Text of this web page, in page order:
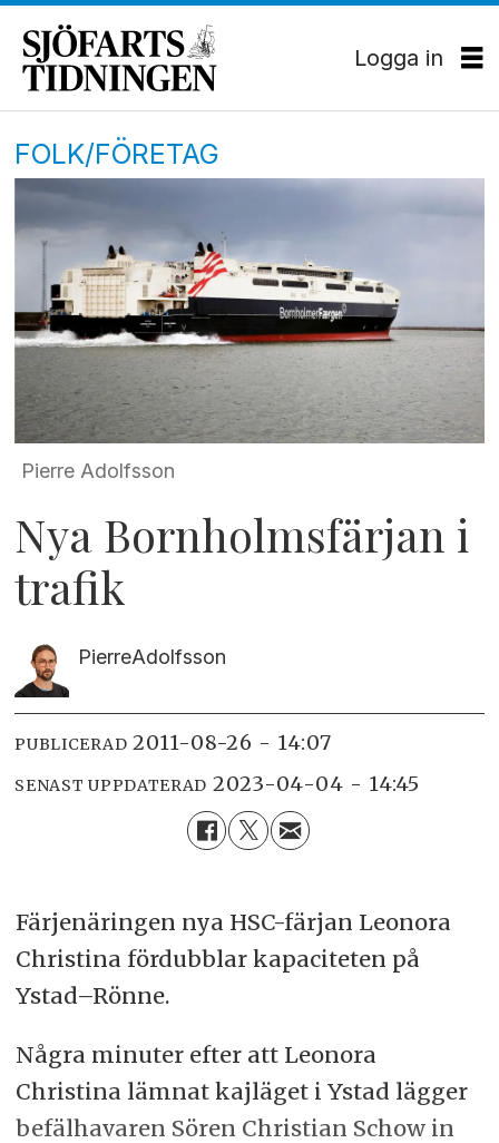
Logga in
FOLK/FÖRETAG
Pierre Adolfsson
Nya Bornholmsfärjan i
trafik
PierreAdolfsson
PUBLICERAD 2011-08-26 - 14:07
SENAST UPPDATERAD 2023-04-04 - 14:45
Färjenäringen nya HSC-färjan Leonora
Christina fördubblar kapaciteten på
Ystad–Rönne.
Några minuter efter att Leonora
Christina lämnat kajläget i Ystad lägger
befälhavaren Sören Christian Schow in